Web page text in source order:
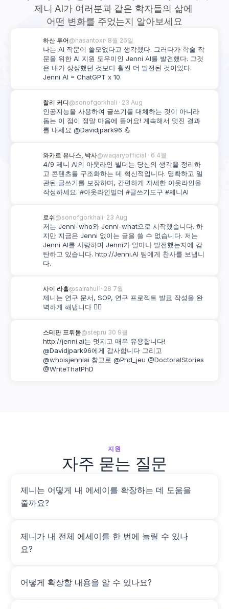
제니 AI가 여러분과 같은 학자들의 삶에
어떤 변화를 주었는지 알아보세요
하산 투어@hasantoxr· 8월 26일
나는 AI 작문이 쓸모없다고 생각했다. 그러다가 학술 작
문을 위한 AI 지원 도우미인 Jenni AI를 발견했다. 그것
은 내가 상상했던 것보다 훨씬 더 발전된 것이었다.
Jenni AI = ChatGPT x 10.
찰리 커디@sonofgorkhali · 23 Aug
인공지능을 사용하여 글쓰기를 대체하는 것이 아니라
돕는 이 점이 정말 마음에 들어요! 계속해서 멋진 결과
를 내세요 @Davidjpark96 💪
와카르 유나스, 박사@waqaryofficial · 6 4월
4/9 제니 AI의 아웃라인 빌더는 당신의 생각을 정리하
고 콘텐츠를 구조화하는 데 혁신적입니다. 명확하고 일
관된 글쓰기를 보장하며, 간편하게 자세한 아웃라인을
작성하세요. #아웃라인빌더 #글쓰기도구 #제니AI
로쉬@sonofgorkhali· 23 Aug
저는 Jenni-who와 Jenni-what으로 시작했습니다. 하
지만 지금은 Jenni 없이는 글을 쓸 수 없습니다. 저는
Jenni AI를 사랑하며 Jenni가 얼마나 발전했는지에 감
탄하고 있습니다. http://Jenni.AI 팀에게 찬사를 보냅니
다.
사이 라훌@sairahul1· 28 7월
제니는 연구 문서, SOP, 연구 프로젝트 발표 작성을 완
벽하게 해냅니다 👌🏽
스테판 프뤼돔@stepru 30 9월
http://jenni.ai는 멋지고 매우 유용합니다!
@Davidjpark96에게 감사합니다 그리고
@whoisjenniai 참고로 @Phd_jeu @DoctoralStories
@WriteThatPhD
지원
자주 묻는 질문
제니는 어떻게 내 에세이를 확장하는 데 도움을
줄까요?
제니가 내 전체 에세이를 한 번에 늘릴 수 있나
요?
어떻게 확장할 내용을 알 수 있나요?